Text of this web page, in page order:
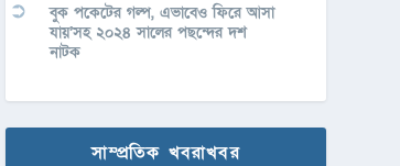
বুক পকেটের গল্প, এভাবেও ফিরে আসা
যায়’সহ ২০২৪ সালের পছন্দের দশ
নাটক
সাম্প্রতিক খবরাখবর